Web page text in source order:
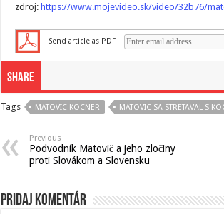
zdroj: https://www.mojevideo.sk/video/32b76/
Send article as PDF
Share
Tags MATOVIC KOCNER MATOVIC SA STRETAVAL S
Previous
Podvodník Matovič a jeho zločiny
proti Slovákom a Slovensku
Pridaj komentár